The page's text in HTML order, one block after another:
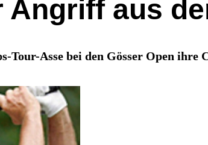
aus
Asse bei den Gösser Open ihre